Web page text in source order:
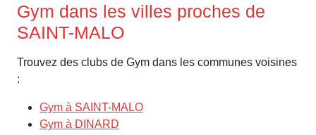
Gym dans les villes proches de
SAINT-MALO
Trouvez des clubs de Gym dans les communes voisines
:
Gym à SAINT-MALO
Gym à DINARD